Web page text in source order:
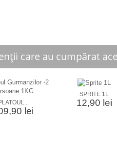
care au cumpărat
lei
SPRITE 1L
12,90 lei